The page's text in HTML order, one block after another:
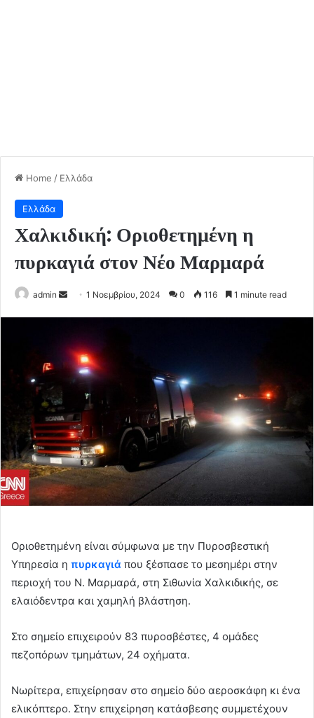
Home / Ελλάδα
Ελλάδα
Χαλκιδική: Οριοθετημένη η
πυρκαγιά στον Νέο Μαρμαρά
admin
Send1 Νοεμβρίου, 2024 0 116 1 minute read
Οριοθετημένη είναι σύμφωνα με την Πυροσβεστική
Υπηρεσία η πυρκαγιά που ξέσπασε το μεσημέρι στην
περιοχή του Ν. Μαρμαρά, στη Σιθωνία Χαλκιδικής, σε
ελαιόδεντρα και χαμηλή βλάστηση.
Στο σημείο επιχειρούν 83 πυροσβέστες, 4 ομάδες
πεζοπόρων τμημάτων, 24 οχήματα.
Νωρίτερα, επιχείρησαν στο σημείο δύο αεροσκάφη κι ένα
ελικόπτερο. Στην επιχείρηση κατάσβεσης συμμετέχουν